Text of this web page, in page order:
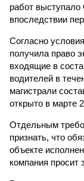
работ
впоследствии
Согласно
получила право
входящие в
водителей в
магистрали
открыто в марте
Отдельным
признать, что
объекте
компания просит